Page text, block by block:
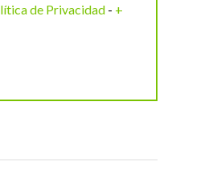
de Privacidad - +